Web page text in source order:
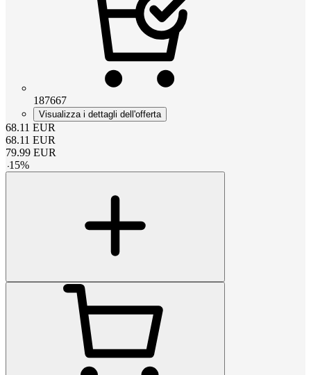
187667
Visualizza i dettagli dell'offerta
68.11 EUR
68.11 EUR
79.99 EUR
-15%